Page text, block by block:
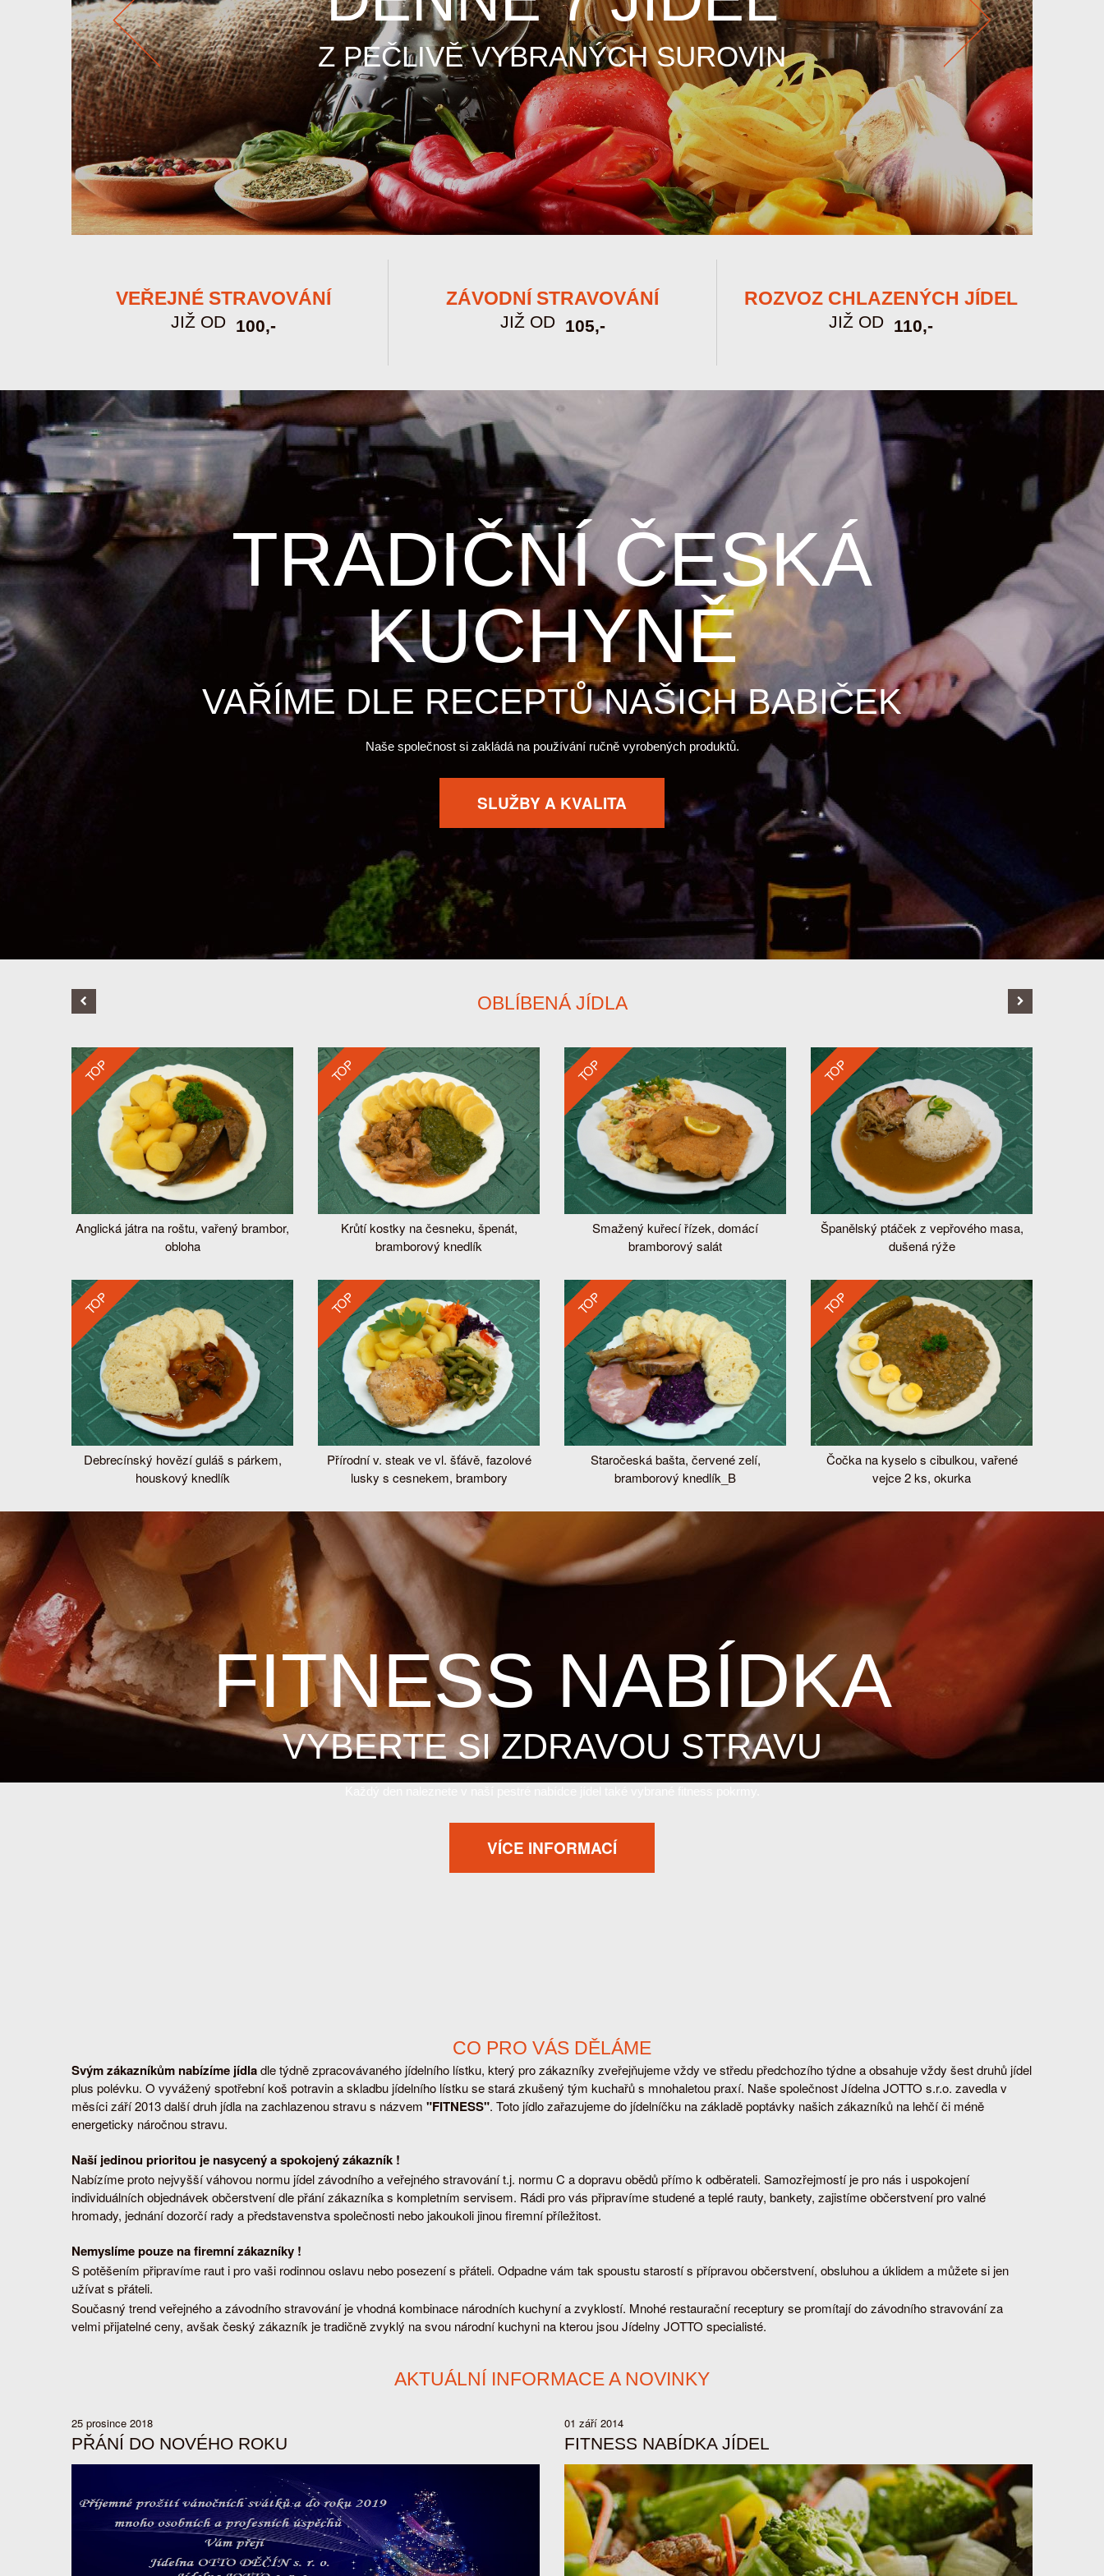
Z PEČLIVĚ VYBRANÝCH SUROVIN
Prev Next
VEŘEJNÉ STRAVOVÁNÍ
JIŽ OD 100,-
ZÁVODNÍ STRAVOVÁNÍ
JIŽ OD 105,-
ROZVOZ CHLAZENÝCH JÍDEL
JIŽ OD 110,-
TRADIČNÍ ČESKÁ
KUCHYNĚ
VAŘÍME DLE RECEPTŮ NAŠICH BABIČEK
Naše společnost si zakládá na používání ručně vyrobených produktů.
SLUŽBY A KVALITA
OBLÍBENÁ JÍDLA
TOP
Anglická játra na roštu, vařený brambor,
obloha
TOP
Debrecínský hovězí guláš s párkem,
houskový knedlík
TOP
Krůtí kostky na česneku, špenát,
bramborový knedlík
TOP
Přírodní v. steak ve vl. šťávě, fazolové
lusky s cesnekem, brambory
TOP
Smažený kuřecí řízek, domácí
bramborový salát
TOP
Staročeská bašta, červené zelí,
bramborový knedlík_B
TOP
Španělský ptáček z vepřového masa,
dušená rýže
TOP
Čočka na kyselo s cibulkou, vařené
vejce 2 ks, okurka
FITNESS NABÍDKA
VYBERTE SI ZDRAVOU STRAVU
VÍCE INFORMACÍ
CO PRO VÁS DĚLÁME
Svým zákazníkům nabízíme jídladle týdně zpracovávaného jídelního lístku, který pro zákazníky zveřejňujeme vždy ve středu předchozího týdne a obsahuje vždy šest druhů jídel
plus polévku. O vyvážený spotřební koš potravin a skladbu jídelního lístku se stará zkušený tým kuchařů s mnohaletou praxí. Naše společnost Jídelna JOTTO s.r.o. zavedla v
měsíci září 2013 další druh jídla na zachlazenou stravu s názvem "FITNESS". Toto jídlo zařazujeme do jídelníčku na základě poptávky našich zákazníků na lehčí či méně
energeticky náročnou stravu.
Naší jedinou prioritou je nasycený a spokojený zákazník !
Nabízíme proto nejvyšší váhovou normu jídel závodního a veřejného stravování t.j. normu C a dopravu obědů přímo k odběrateli. Samozřejmostí je pro nás i uspokojení
individuálních objednávek občerstvení dle přání zákazníka s kompletním servisem. Rádi pro vás připravíme studené a teplé rauty, bankety, zajistíme občerstvení pro valné
hromady, jednání dozorčí rady a představenstva společnosti nebo jakoukoli jinou firemní příležitost.
Nemyslíme pouze na firemní zákazníky !
S potěšením připravíme raut i pro vaši rodinnou oslavu nebo posezení s přáteli. Odpadne vám tak spoustu starostí s přípravou občerstvení, obsluhou a úklidem a můžete si jen
užívat s přáteli.
Současný trend veřejného a závodního stravování je vhodná kombinace národních kuchyní a zvyklostí. Mnohé restaurační receptury se promítají do závodního stravování za
velmi přijatelné ceny, avšak český zákazník je tradičně zvyklý na svou národní kuchyni na kterou jsou Jídelny JOTTO specialisté.
AKTUÁLNÍ INFORMACE A NOVINKY
25 prosince 2018
PŘÁNÍ DO NOVÉHO ROKU
01 září 2014
FITNESS NABÍDKA JÍDEL